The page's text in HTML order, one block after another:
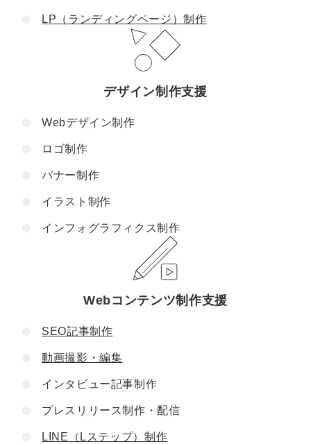
LP（ランディングページ）制作
デザイン制作支援
Webデザイン制作
ロゴ制作
バナー制作
イラスト制作
インフォグラフィクス制作
Webコンテンツ制作支援
SEO記事制作
動画撮影・編集
インタビュー記事制作
プレスリリース制作・配信
LINE（Lステップ）制作